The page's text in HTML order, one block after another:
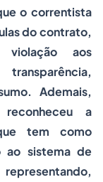
o correntista
do contrato,
violação aos
Ademais,
a
tem como
ao sistema de